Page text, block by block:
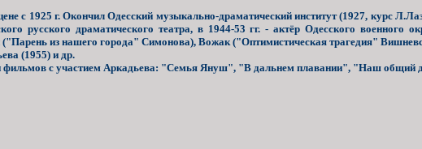
с 1925 г. Окончил Одесский музыкально-драматический институт (1927, курс
русского драматического театра, в 1944-53 гг. - актёр Одесского военного
из нашего города" Симонова), Вожак ("Оптимистическая трагедия"
(1955) и др.
фильмов с участием Аркадьева: "Семья Януш", "В дальнем плавании", "Наш общий